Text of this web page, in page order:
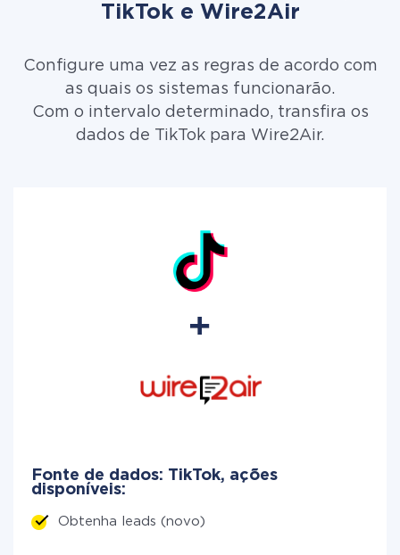
TikTok e Wire2Air
Configure uma vez as regras de acordo com
as quais os sistemas funcionarão.
Com o intervalo determinado, transfira os
dados de TikTok para Wire2Air.
Fonte de dados: TikTok, ações
disponíveis:
Obtenha leads (novo)